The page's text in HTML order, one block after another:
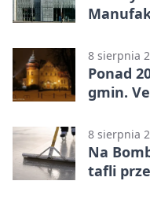
8 sierpnia
Ponad
gmin.
8 sierpnia
Na
tafli